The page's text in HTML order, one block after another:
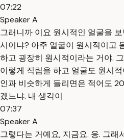
07:22
Speaker A
그러니까 이요 원시적인 얼굴을
시이냐? 아주 얼굴이 원시적이고
하고 굉장히 원시적이라는 거야.
이렇게 직립을 하고 얼굴도 원시
인과 비슷하게 들리면은 적어도
겠느냐. 내 생각이
07:37
Speaker A
그렇다는 거예요, 지금요. 응. 그래